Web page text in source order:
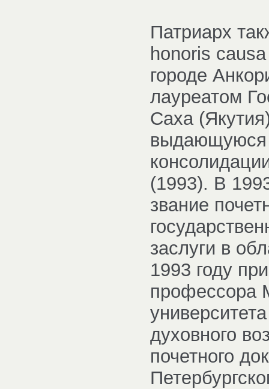
Патриарх
honoris
городе
лауреатом
Саха
выдающуюся
(1993). В
звание
заслуги в
1993 году
профессора
духовного
почетного